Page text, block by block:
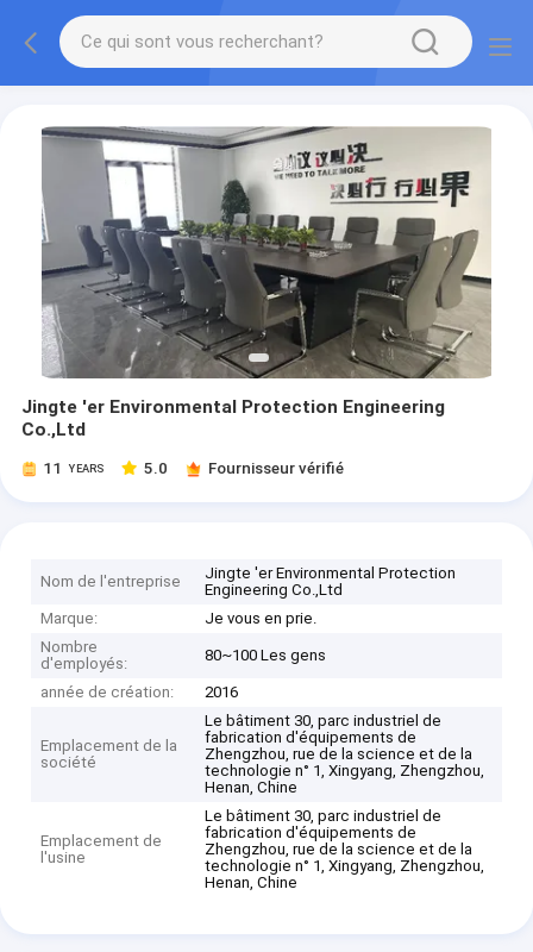
Jingte 'er Environmental Protection Engineering
Co.,Ltd
11 YEARS 5.0 Fournisseur vérifié
Nom de l'entreprise
Jingte 'er Environmental Protection
Engineering Co.,Ltd
Marque:
Je vous en prie.
Nombre
d'employés:
80~100 Les gens
année de création: 2016
Emplacement de la
société
Le bâtiment 30, parc industriel de
fabrication d'équipements de
Zhengzhou, rue de la science et de la
technologie n° 1, Xingyang, Zhengzhou,
Henan, Chine
Emplacement de
l'usine
Le bâtiment 30, parc industriel de
fabrication d'équipements de
Zhengzhou, rue de la science et de la
technologie n° 1, Xingyang, Zhengzhou,
Henan, Chine